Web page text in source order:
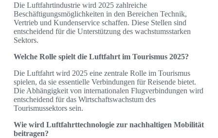
Die Luftfahrtindustrie wird 2025 zahlreiche
Beschäftigungsmöglichkeiten in den Bereichen Technik,
Vertrieb und Kundenservice schaffen. Diese Stellen sind
entscheidend für die Unterstützung des wachstumsstarken
Sektors.
Welche Rolle spielt die Luftfahrt im Tourismus 2025?
Die Luftfahrt wird 2025 eine zentrale Rolle im Tourismus
spielen, da sie essentielle Verbindungen für Reisende bietet.
Die Abhängigkeit von internationalen Flugverbindungen wird
entscheidend für das Wirtschaftswachstum des
Tourismussektors sein.
Wie wird Luftfahrttechnologie zur nachhaltigen Mobilität
beitragen?